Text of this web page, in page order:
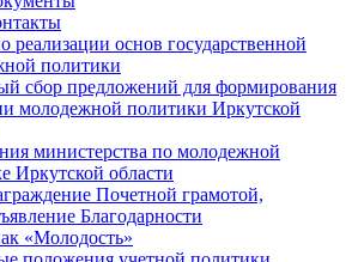
реализации основ государственной
политики
сбор предложений для формирования
молодежной политики Иркутской
министерства по молодежной
Иркутской области
Почетной грамотой,
Благодарности
«Молодость»